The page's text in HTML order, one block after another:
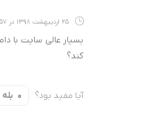
25 اردیبهشت 1398 در 2:57 ق.ظ
کند؟
آیا مفید بود؟ 0 بله